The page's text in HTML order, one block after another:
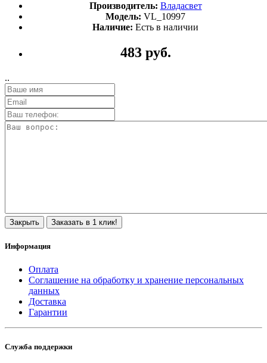
Производитель: Владасвет
Модель: VL_10997
Наличие: Есть в наличии
483 руб.
..
Закрыть Заказать в 1 клик!
Информация
Оплата
Соглашение на обработку и хранение персональных
данных
Доставка
Гарантии
Служба поддержки